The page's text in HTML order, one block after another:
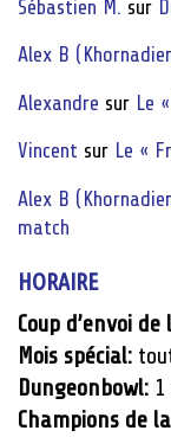
Sébastien M. sur
Alex B
Alexandre sur Le
Vincent sur Le «
Alex B
match
HORAIRE
Coup d’envoi
Mois spécial:
Dungeonbowl:
Champions de